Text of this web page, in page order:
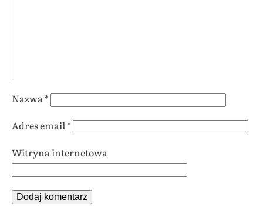
Nazwa *
Adres email *
Witryna internetowa